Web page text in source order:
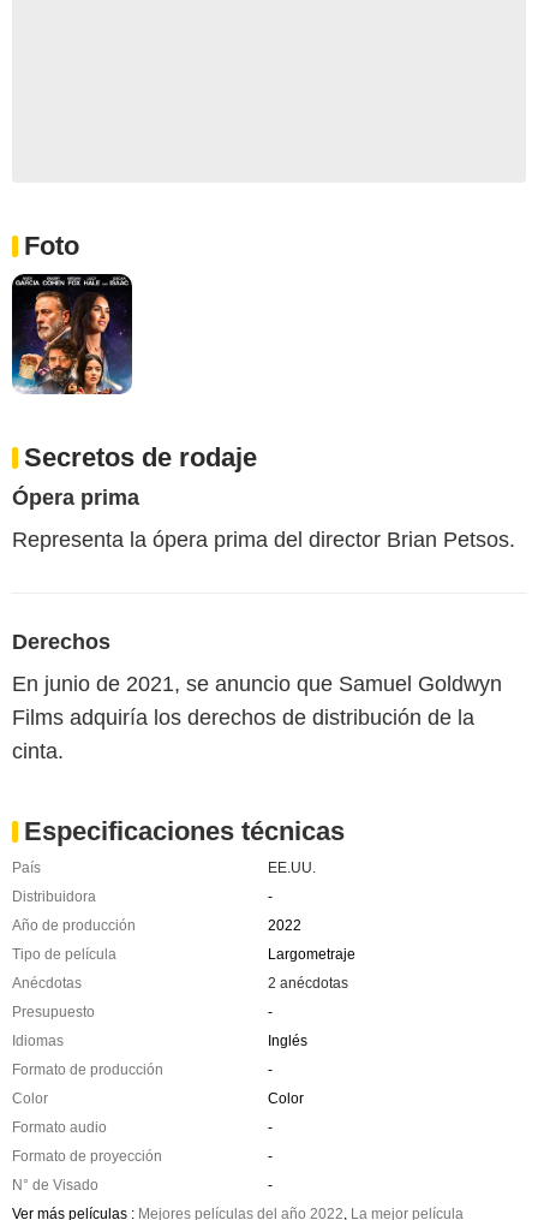
Foto
Secretos de rodaje
Ópera prima
Representa la ópera prima del director Brian Petsos.
Derechos
En junio de 2021, se anuncio que Samuel Goldwyn
Films adquiría los derechos de distribución de la
cinta.
Especificaciones técnicas
País
EE.UU.
Distribuidora
-
Año de producción
2022
Tipo de película
Largometraje
Anécdotas
2 anécdotas
Presupuesto
-
Idiomas
Inglés
Formato de producción
-
Color
Color
Formato audio
-
Formato de proyección
-
N° de Visado
-
Ver más películas : Mejores películas del año 2022, La mejor película